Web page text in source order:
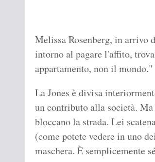
Melissa Rosenberg, in arrivo
intorno al pagare l'affito,
appartamento, non il mondo."
La Jones è divisa
un contributo alla società.
bloccano la strada. Lei
(come potete vedere in uno
maschera. È semplicemente